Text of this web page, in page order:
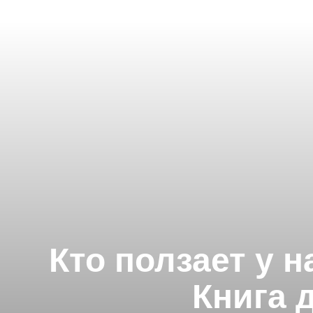
Кто ползает у
Книга